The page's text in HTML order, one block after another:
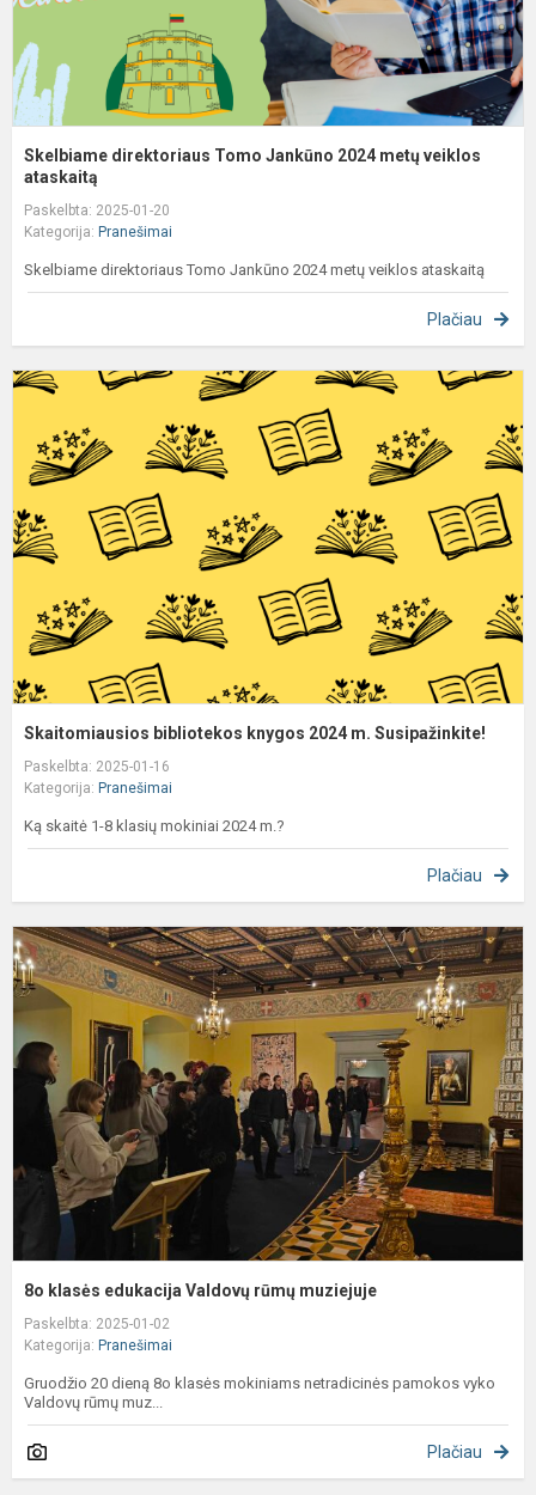
Skelbiame direktoriaus Tomo Jankūno 2024 metų veiklos
ataskaitą
Paskelbta: 2025-01-20
Kategorija: Pranešimai
Skelbiame direktoriaus Tomo Jankūno 2024 metų veiklos ataskaitą
Plačiau
Skaitomiausios bibliotekos knygos 2024 m. Susipažinkite!
Paskelbta: 2025-01-16
Kategorija: Pranešimai
Ką skaitė 1-8 klasių mokiniai 2024 m.?
Plačiau
8o klasės edukacija Valdovų rūmų muziejuje
Paskelbta: 2025-01-02
Kategorija: Pranešimai
Gruodžio 20 dieną 8o klasės mokiniams netradicinės pamokos vyko
Valdovų rūmų muz...
Plačiau